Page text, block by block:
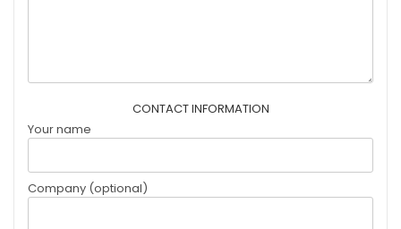
CONTACT INFORMATION
Your name
Company (optional)